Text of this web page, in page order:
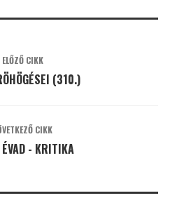
ELŐZŐ CIKK
(310.)
CIKK
ÉVAD - KRITIKA